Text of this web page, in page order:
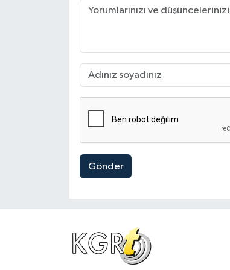
Gönder